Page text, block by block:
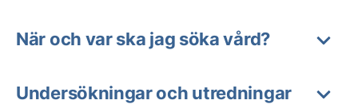
När och var ska jag söka vård?
Undersökningar och utredningar